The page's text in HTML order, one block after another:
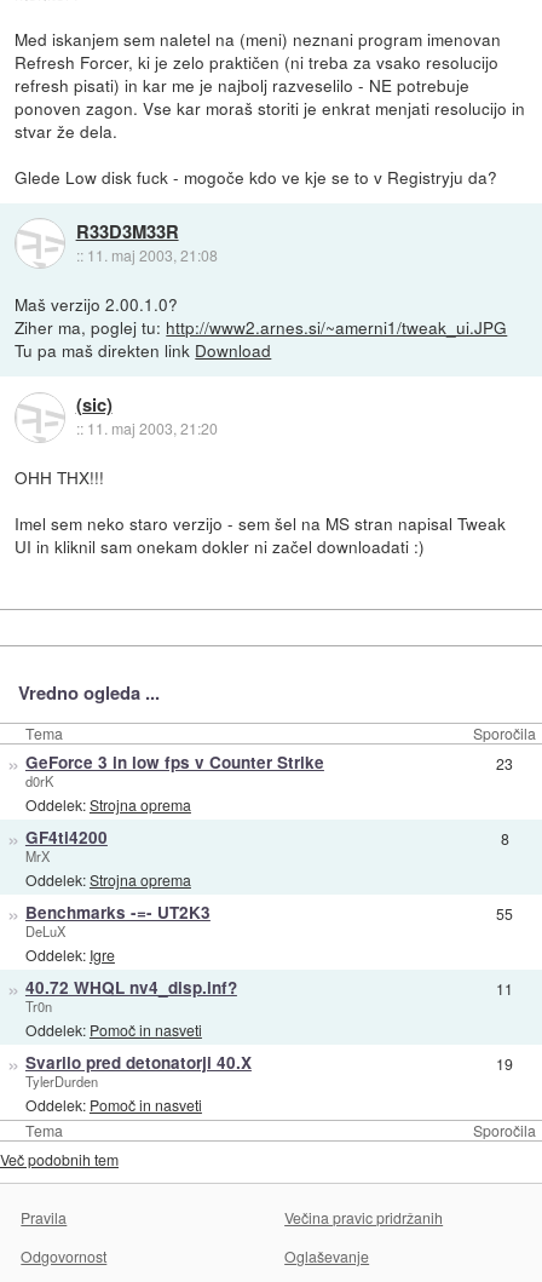
Med iskanjem sem naletel na (meni) neznani program imenovan
Refresh Forcer, ki je zelo praktičen (ni treba za vsako resolucijo
refresh pisati) in kar me je najbolj razveselilo - NE potrebuje
ponoven zagon. Vse kar moraš storiti je enkrat menjati resolucijo in
stvar že dela.
Glede Low disk fuck - mogoče kdo ve kje se to v Registryju da?
R33D3M33R
:: 11. maj 2003, 21:08
Maš verzijo 2.00.1.0?
Ziher ma, poglej tu: http://www2.arnes.si/~amerni1/tweak_ui.JPG
Tu pa maš direkten link Download
(sic)
:: 11. maj 2003, 21:20
OHH THX!!!
Imel sem neko staro verzijo - sem šel na MS stran napisal Tweak
UI in kliknil sam onekam dokler ni začel downloadati :)
Vredno ogleda ...
Tema Sporočila
Tema Sporočila
» GeForce 3 in low fps v Counter Strike
d0rK
Oddelek:Strojna oprema
23
» GF4ti4200
MrX
Oddelek:Strojna oprema
8
» Benchmarks -=- UT2K3
DeLuX
Oddelek: Igre
55
» 40.72 WHQL nv4_disp.inf?
Tr0n
Oddelek: Pomoč in nasveti
11
» Svarilo pred detonatorji 40.X
TylerDurden
Oddelek: Pomoč in nasveti
19
Več podobnih tem
Pravila
Večina pravic pridržanih
Odgovornost
Oglaševanje